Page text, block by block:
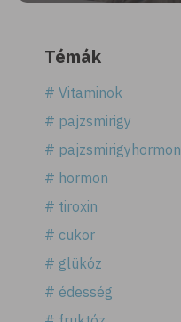
Témák
# Vitaminok
# pajzsmirigy
# pajzsmirigyhormon
# hormon
# tiroxin
# cukor
# glükóz
# édesség